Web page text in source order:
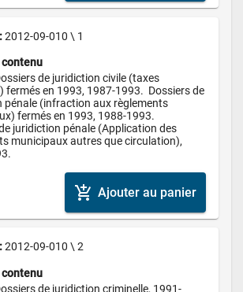
: 2012-09-010 \ 1
de juridiction civile (taxes
fermés en 1993, 1987-1993.  Dossiers de
pénale (infraction aux règlements
fermés en 1993, 1988-1993.
juridiction pénale (Application des
municipaux autres que circulation),
add_shopping_cart Ajouter au panier
: 2012-09-010 \ 2
de juridiction criminelle, 1991-